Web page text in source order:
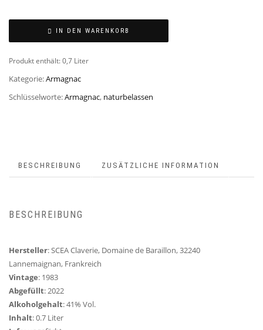
IN DEN WARENKORB
Produkt enthält: 0,7 Liter
Kategorie:Armagnac
Schlüsselworte:Armagnac, naturbelassen
BESCHREIBUNG ZUSÄTZLICHE INFORMATION
BESCHREIBUNG
Hersteller: SCEA Claverie, Domaine de Baraillon, 32240
Lannemaignan, Frankreich
Vintage: 1983
Abgefüllt: 2022
Alkoholgehalt: 41% Vol.
Inhalt: 0.7 Liter